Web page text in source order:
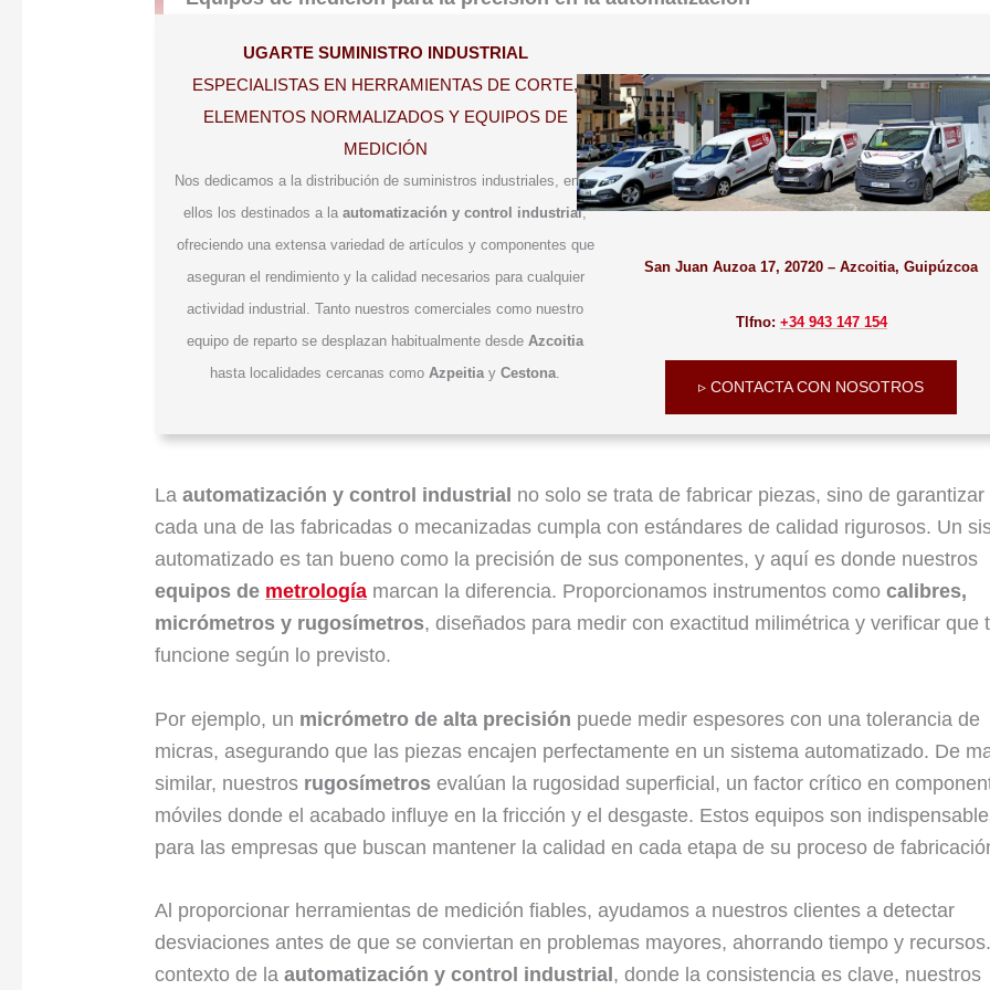
UGARTE SUMINISTRO INDUSTRIAL
ESPECIALISTAS EN HERRAMIENTAS DE CORTE,
ELEMENTOS NORMALIZADOS Y EQUIPOS DE
MEDICIÓN
Nos dedicamos a la distribución de suministros industriales, entre
ellos los destinados a laautomatización y control industrial,
ofreciendo una extensa variedad de artículos y componentes que
aseguran el rendimiento y la calidad necesarios para cualquier
actividad industrial. Tanto nuestros comerciales como nuestro
equipo de reparto se desplazan habitualmente desdeAzcoitia
hasta localidades cercanas comoAzpeitiayCestona.
San Juan Auzoa 17, 20720 – Azcoitia, Guipúzcoa
Tlfno: +34 943 147 154
▹ CONTACTA CON NOSOTROS
Laautomatización y control industrial no solo se trata de fabricar piezas, sino de garantizar
cada una de las fabricadas o mecanizadas cumpla con estándares de calidad rigurosos. Un
automatizado es tan bueno como la precisión de sus componentes, y aquí es donde nuestros
equipos de metrología marcan la diferencia. Proporcionamos instrumentos comocalibres,
micrómetros y rugosímetros, diseñados para medir con exactitud milimétrica y verificar que
funcione según lo previsto.
Por ejemplo, un micrómetro de alta precisión puede medir espesores con una tolerancia de
micras, asegurando que las piezas encajen perfectamente en un sistema automatizado. De
similar, nuestros rugosímetros evalúan la rugosidad superficial, un factor crítico en
móviles donde el acabado influye en la fricción y el desgaste. Estos equipos son
para las empresas que buscan mantener la calidad en cada etapa de su proceso de
Al proporcionar herramientas de medición fiables, ayudamos a nuestros clientes a detectar
desviaciones antes de que se conviertan en problemas mayores, ahorrando tiempo y
contexto de laautomatización y control industrial , donde la consistencia es clave, nuestros